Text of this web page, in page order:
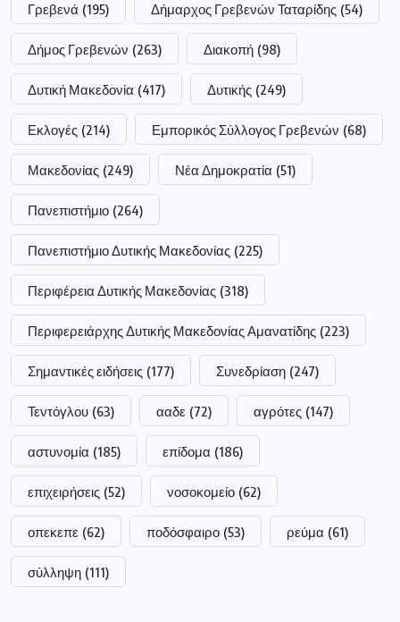
Γρεβενά (195) Δήμαρχος Γρεβενών Ταταρίδης (54)
Δήμος Γρεβενών (263) Διακοπή (98)
Δυτική Μακεδονία (417) Δυτικής (249)
Εκλογές (214) Εμπορικός Σύλλογος Γρεβενών (68)
Μακεδονίας (249) Νέα Δημοκρατία (51)
Πανεπιστήμιο (264)
Πανεπιστήμιο Δυτικής Μακεδονίας (225)
Περιφέρεια Δυτικής Μακεδονίας (318)
Περιφερειάρχης Δυτικής Μακεδονίας Αμανατίδης (223)
Σημαντικές ειδήσεις (177) Συνεδρίαση (247)
Τεντόγλου (63) ααδε (72) αγρότες (147)
αστυνομία (185) επίδομα (186)
επιχειρήσεις (52) νοσοκομείο (62)
οπεκεπε (62) ποδόσφαιρο (53) ρεύμα (61)
σύλληψη (111)